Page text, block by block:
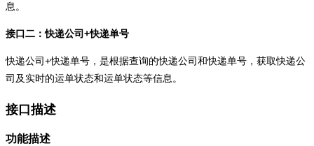
息。
接口二：快递公司+快递单号
快递公司+快递单号，是根据查询的快递公司和快递单号，获取快递公
司及实时的运单状态和运单状态等信息。
接口描述
功能描述